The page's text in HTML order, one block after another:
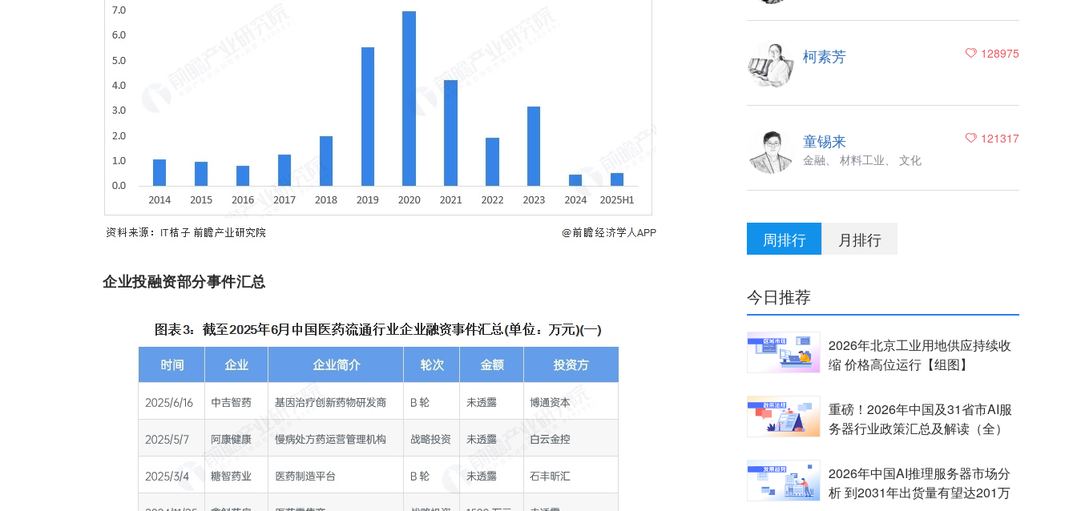
企业投融资部分事件汇总
128975
柯素芳
121317
童锡来
金融、 材料工业、 文化
周排行 月排行
今日推荐
2026年北京工业用地供应持续收
缩 价格高位运行【组图】
重磅！2026年中国及31省市AI服
务器行业政策汇总及解读（全）
2026年中国AI推理服务器市场分
析 到2031年出货量有望达201万